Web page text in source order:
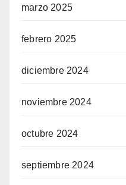
marzo 2025
febrero 2025
diciembre 2024
noviembre 2024
octubre 2024
septiembre 2024